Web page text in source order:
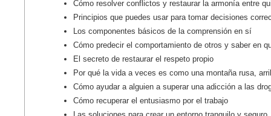
Cómo resolver conflictos y restaurar la armonía entre
Principios que puedes usar para tomar decisiones
Los componentes básicos de la comprensión en sí
Cómo predecir el comportamiento de otros y saber en
El secreto de restaurar el respeto propio
Por qué la vida a veces es como una montaña rusa,
Cómo ayudar a alguien a superar una adicción a las
Cómo recuperar el entusiasmo por el trabajo
Las soluciones para crear un entorno tranquilo y seguro